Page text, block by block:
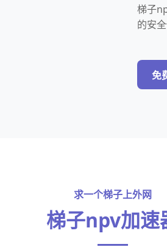
梯子
的安全
免
求一个梯子上外网
梯子npv加速